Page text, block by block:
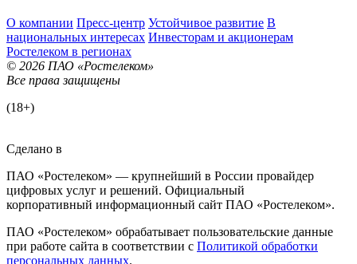
О компании Пресс-центр Устойчивое развитие В
национальных интересах Инвесторам и акционерам
Ростелеком в регионах
© 2026 ПАО «Ростелеком»
Все права защищены
(18+)
Сделано в
ПАО «Ростелеком» — крупнейший в России провайдер
цифровых услуг и решений. Официальный
корпоративный информационный сайт ПАО «Ростелеком».
ПАО «Ростелеком» обрабатывает пользовательские данные
при работе сайта в соответствии с Политикой обработки
персональных данных.